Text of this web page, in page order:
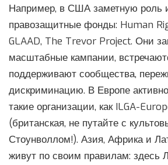
Например, в США заметную роль
правозащитные фонды: Human
GLAAD, The Trevor Project. Они
масштабные кампании,
поддерживают сообщества,
дискриминацию. В Европе
такие организации, как ILGA-
(британская, не путайте с
Стоунволлом!). Азия, Африка и
живут по своим правилам: здесь